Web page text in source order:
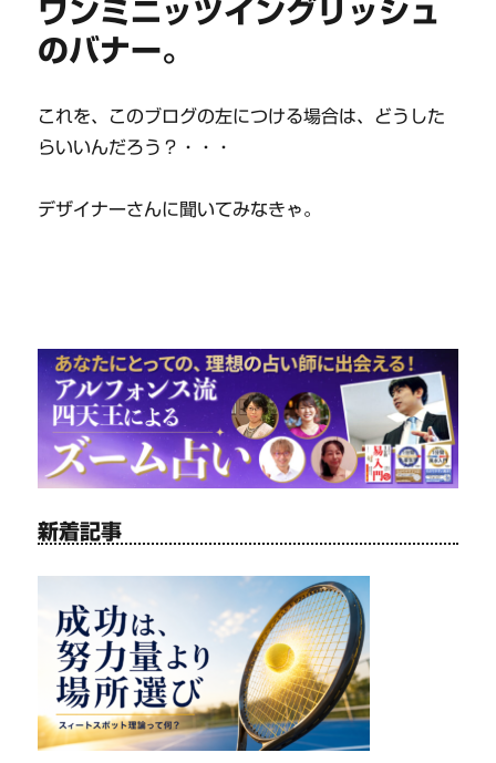
ワンミニッツイングリッシュ
のバナー。
これを、このブログの左につける場合は、どうした
らいいんだろう？・・・
デザイナーさんに聞いてみなきゃ。
新着記事